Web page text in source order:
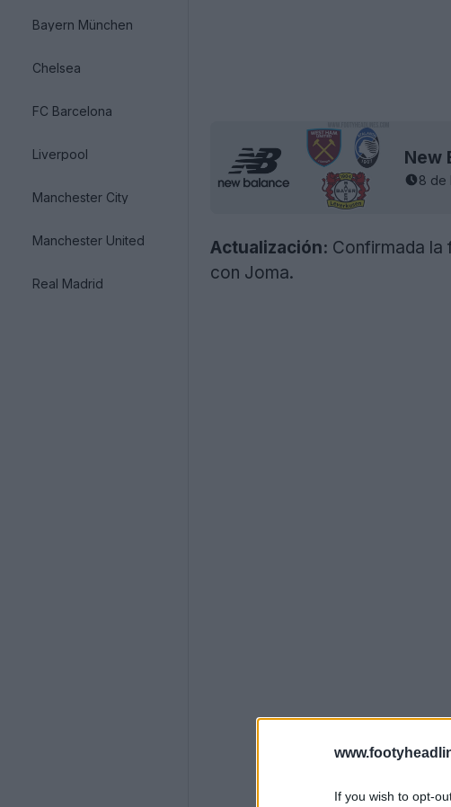
If you wish to opt-
Bayern München
Chelsea
FC Barcelona
Liverpool
Manchester City
Manchester United
Real Madrid
New
8 de
Actualización: Confirmada la
con Joma.